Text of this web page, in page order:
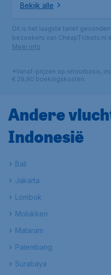
Bekijk alle
Dit is het laagste tarief
bezoekers van CheapTickets.nl
Meer info
*Vanaf-prijzen op retourbasis,
€ 29,90 boekingskosten.
Andere
Indonesië
Bali
Jakarta
Lombok
Molukken
Mataram
Palembang
Surabaya